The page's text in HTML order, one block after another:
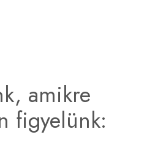
amikre
figyelünk: